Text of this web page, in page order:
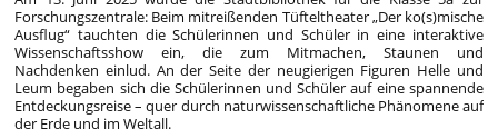
Forschungszentrale: Beim mitreißenden Tüfteltheater „Der ko(s)mische
Ausflug“ tauchten die Schülerinnen und Schüler in eine interaktive
Wissenschaftsshow ein, die zum Mitmachen, Staunen und
Nachdenken einlud. An der Seite der neugierigen Figuren Helle und
Leum begaben sich die Schülerinnen und Schüler auf eine spannende
Entdeckungsreise – quer durch naturwissenschaftliche Phänomene auf
der Erde und im Weltall.